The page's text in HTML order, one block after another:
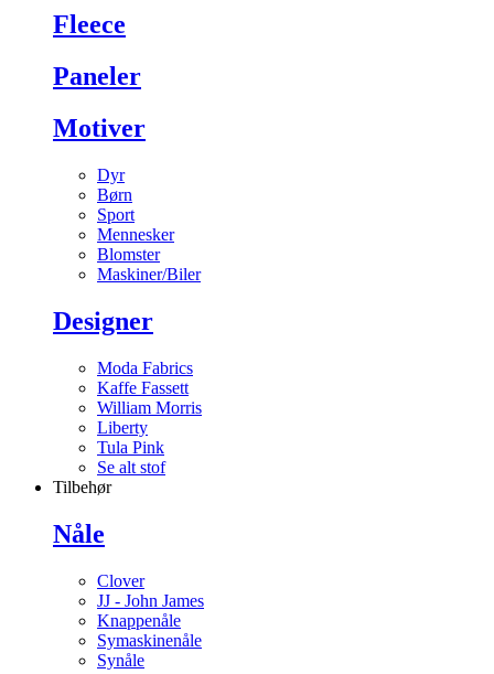
Fleece
Paneler
Motiver
Dyr
Børn
Sport
Mennesker
Blomster
Maskiner/Biler
Designer
Moda Fabrics
Kaffe Fassett
William Morris
Liberty
Tula Pink
Se alt stof
Tilbehør
Nåle
Clover
JJ - John James
Knappenåle
Symaskinenåle
Synåle